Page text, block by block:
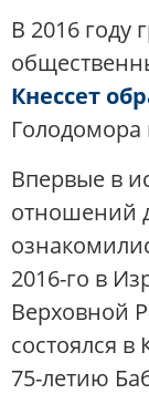
В 2016 году
Кнессет
Впервые в
отношений
2016-го в
Верховной
состоялся
75-летию